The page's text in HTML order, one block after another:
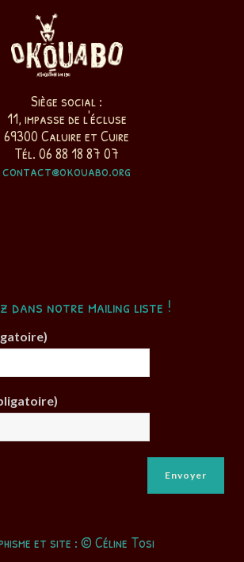
Siège social :
11, impasse de l'écluse
69300 Caluire et Cuire
Tél. 06 88 18 87 07
contact@okouabo.org
dans notre mailing liste !
et site : © Céline Tosi